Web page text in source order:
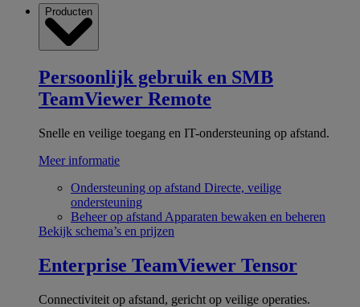
Producten
Persoonlijk gebruik en SMB
TeamViewer Remote
Snelle en veilige toegang en IT-ondersteuning op afstand.
Meer informatie
Ondersteuning op afstand Directe, veilige
ondersteuning
Beheer op afstand Apparaten bewaken en beheren
Bekijk schema’s en prijzen
Enterprise TeamViewer Tensor
Connectiviteit op afstand, gericht op veilige operaties.